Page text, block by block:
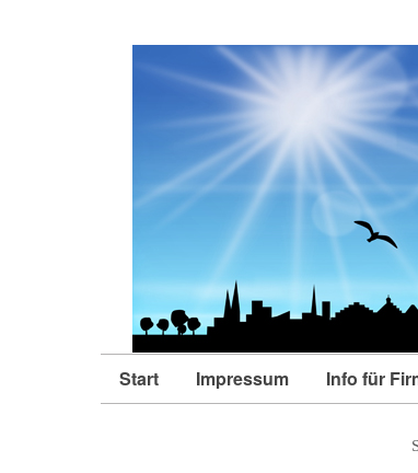
Start Impressum Info für